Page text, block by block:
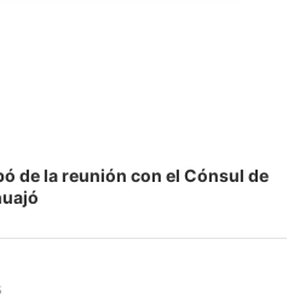
de la reunión con el Cónsul de